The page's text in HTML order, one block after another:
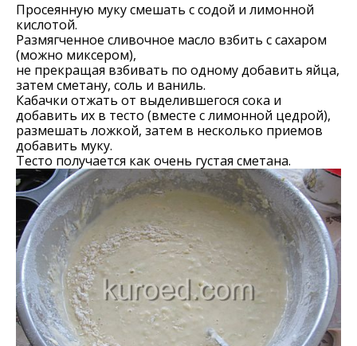
Просеянную муку смешать с содой и лимонной
кислотой.
Размягченное сливочное масло взбить с сахаром
(можно миксером),
не прекращая взбивать по одному добавить яйца,
затем сметану, соль и ваниль.
Кабачки отжать от выделившегося сока и
добавить их в тесто (вместе с лимонной цедрой),
размешать ложкой, затем в несколько приемов
добавить муку.
Тесто получается как очень густая сметана.